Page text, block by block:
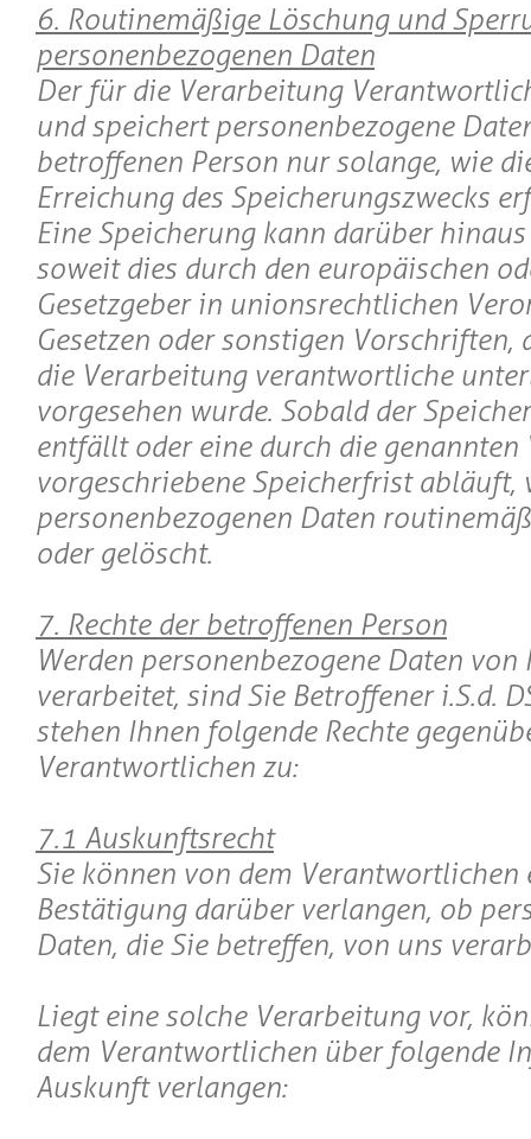
6. Routinemäßige Löschung und
personenbezogenen Daten
Der für die Verarbeitung
und speichert personenbezogene
betroffenen Person nur solange, wie
Erreichung des Speicherungszwecks
Eine Speicherung kann darüber
soweit dies durch den europäischen
Gesetzgeber in unionsrechtlichen
Gesetzen oder sonstigen Vorschriften,
die Verarbeitung verantwortliche
vorgesehen wurde. Sobald der
entfällt oder eine durch die genannten
vorgeschriebene Speicherfrist abläuft,
personenbezogenen Daten
oder gelöscht.
7. Rechte der betroffenen Person
Werden personenbezogene Daten von
verarbeitet, sind Sie Betroffener i.S.d.
stehen Ihnen folgende Rechte
Verantwortlichen zu:
7.1 Auskunftsrecht
Sie können von dem Verantwortlichen
Bestätigung darüber verlangen, ob
Daten, die Sie betreffen, von uns
Liegt eine solche Verarbeitung vor,
dem Verantwortlichen über folgende
Auskunft verlangen: